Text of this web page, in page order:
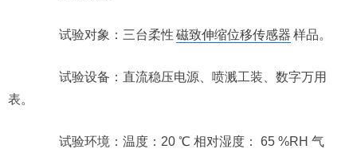
试验对象：三台柔性 磁致伸缩位移传感器 样品。
试验设备：直流稳压电源、喷溅工装、数字万用
表。
试验环境：温度：20 ℃ 相对湿度： 65 %RH 气